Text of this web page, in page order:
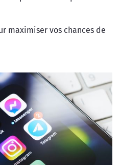
maximiser vos chances de